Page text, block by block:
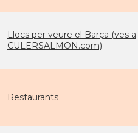
Llocs per veure el Barça (ves a
CULERSALMON.com)
Restaurants